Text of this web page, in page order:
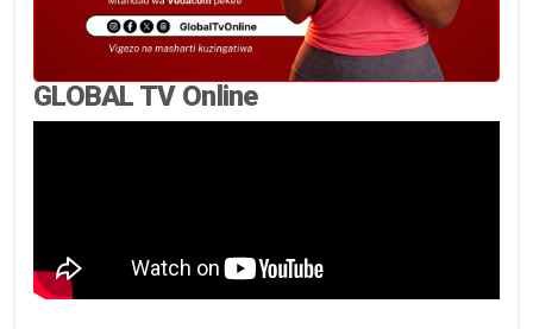
GLOBAL TV Online